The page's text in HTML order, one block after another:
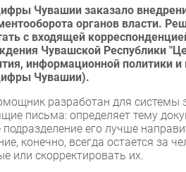
Чувашии заказало
органов власти.
с входящей
Чувашской Республики
информационной политики
Чувашии).
разработан для системы
письма: определяет тему
подразделение его лучше
конечно, всегда остается за
или скорректировать их.